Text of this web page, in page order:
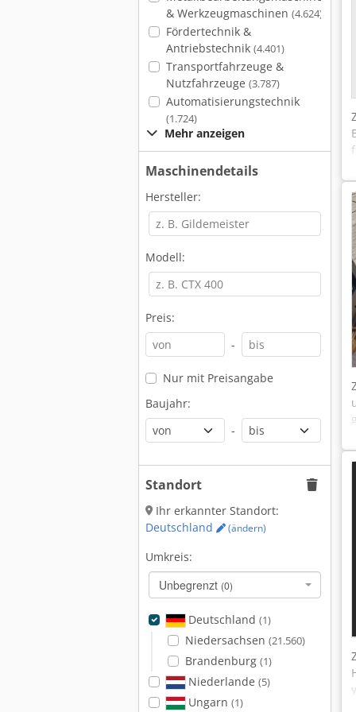
& Werkzeugmaschinen (4.624)
Fördertechnik &
Antriebstechnik (4.401)
Transportfahrzeuge &
Nutzfahrzeuge (3.787)
Automatisierungstechnik
(1.724)
Mehr anzeigen
Maschinendetails
Hersteller:
Modell:
Preis:
-
Nur mit Preisangabe
Baujahr:
-
Standort
Ihr erkannter Standort:
Deutschland
(ändern)
Umkreis:
Unbegrenzt (0)
Deutschland (1)
Niedersachsen (21.560)
Brandenburg (1)
Niederlande (5)
Ungarn (1)